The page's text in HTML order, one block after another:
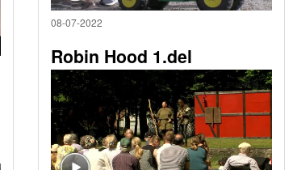
08-07-2022
Robin Hood 1.del